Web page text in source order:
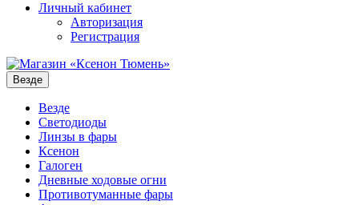
Личный кабинет
Авторизация
Регистрация
Везде
Везде
Светодиоды
Линзы в фары
Ксенон
Галоген
Дневные ходовые огни
Противотуманные фары